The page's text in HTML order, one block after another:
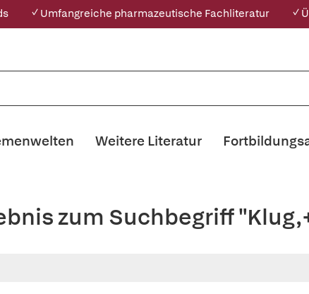
✓ Umfangreiche pharmazeutische Fachliteratur ✓
Weitere Literatur
zum Suchbegriff